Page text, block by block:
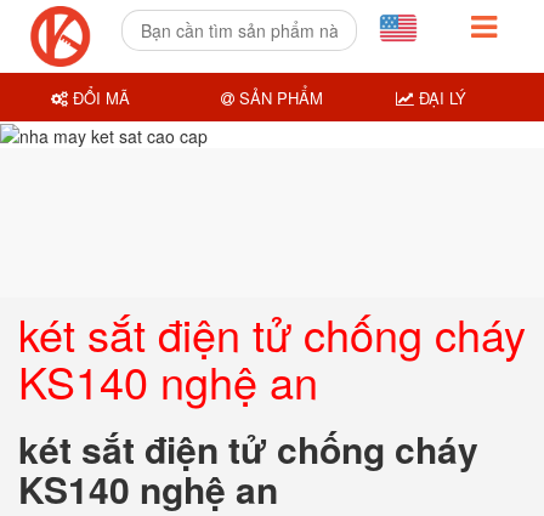
két sắt điện tử chống cháy
KS140 nghệ an
két sắt điện tử chống cháy
KS140 nghệ an
ĐỔI MÃ SẢN PHẨM ĐẠI LÝ